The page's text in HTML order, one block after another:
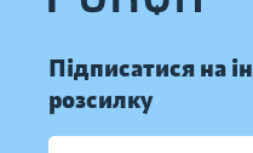
Підписатися на
розсилку